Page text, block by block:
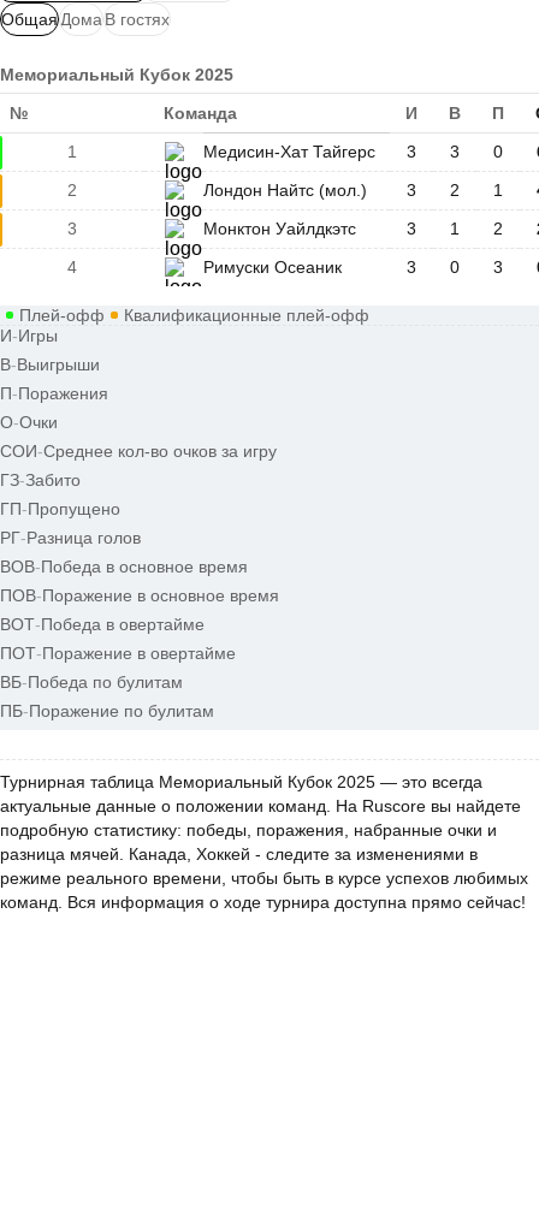
ОбщаяДома В гостях
Мемориальный Кубок 2025
№ Команда И В П
1
Медисин-Хат Тайгерс 3 3 0
2
Лондон Найтс (мол.) 3 2 1
3
Монктон Уайлдкэтс 3 1 2
4
Римуски Осеаник 3 0 3
Плей-офф
Квалификационные плей-офф
И-Игры
В-Выигрыши
П-Поражения
О-Очки
СОИ-Среднее кол-во очков за игру
ГЗ-Забито
ГП-Пропущено
РГ-Разница голов
ВОВ-Победа в основное время
ПОВ-Поражение в основное время
ВОТ-Победа в овертайме
ПОТ-Поражение в овертайме
ВБ-Победа по булитам
ПБ-Поражение по булитам
Турнирная таблица Мемориальный Кубок 2025 — это всегда
актуальные данные о положении команд. На Ruscore вы найдете
подробную статистику: победы, поражения, набранные очки и
разница мячей. Канада, Хоккей - следите за изменениями в
режиме реального времени, чтобы быть в курсе успехов любимых
команд. Вся информация о ходе турнира доступна прямо сейчас!